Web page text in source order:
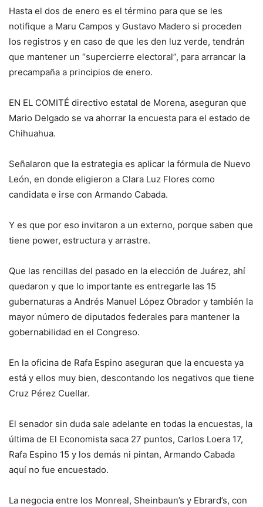
Hasta el dos de enero es el término para que se les
notifique a Maru Campos y Gustavo Madero si proceden
los registros y en caso de que les den luz verde, tendrán
que mantener un “supercierre electoral”, para arrancar la
precampaña a principios de enero.
EN EL COMITÉ directivo estatal de Morena, aseguran que
Mario Delgado se va ahorrar la encuesta para el estado de
Chihuahua.
Señalaron que la estrategia es aplicar la fórmula de Nuevo
León, en donde eligieron a Clara Luz Flores como
candidata e irse con Armando Cabada.
Y es que por eso invitaron a un externo, porque saben que
tiene power, estructura y arrastre.
Que las rencillas del pasado en la elección de Juárez, ahí
quedaron y que lo importante es entregarle las 15
gubernaturas a Andrés Manuel López Obrador y también la
mayor número de diputados federales para mantener la
gobernabilidad en el Congreso.
En la oficina de Rafa Espino aseguran que la encuesta ya
está y ellos muy bien, descontando los negativos que tiene
Cruz Pérez Cuellar.
El senador sin duda sale adelante en todas la encuestas, la
última de El Economista saca 27 puntos, Carlos Loera 17,
Rafa Espino 15 y los demás ni pintan, Armando Cabada
aquí no fue encuestado.
La negocia entre los Monreal, Sheinbaun’s y Ebrard’s, con